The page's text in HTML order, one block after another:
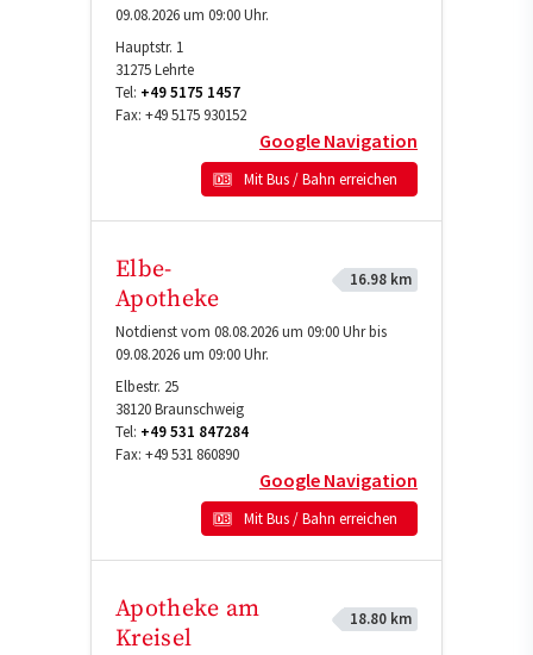
09.08.2026 um 09:00 Uhr.
Hauptstr. 1
31275Lehrte
Tel: +49 5175 1457
Fax: +49 5175 930152
Google Navigation
Mit Bus / Bahn erreichen
Elbe-
Apotheke
16.98 km
Notdienst vom 08.08.2026 um 09:00 Uhr bis
09.08.2026 um 09:00 Uhr.
Elbestr. 25
38120Braunschweig
Tel: +49 531 847284
Fax: +49 531 860890
Google Navigation
Mit Bus / Bahn erreichen
Apotheke am
Kreisel
18.80 km